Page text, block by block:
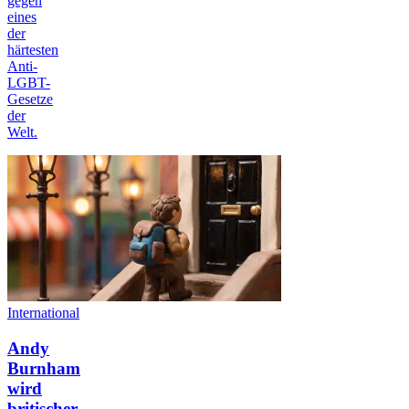
eines
der
härtesten
Anti-
LGBT-
Gesetze
der
Welt.
International
Andy
Burnham
wird